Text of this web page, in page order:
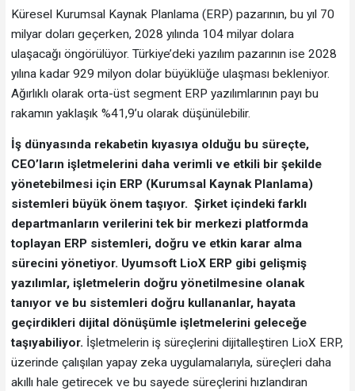
Küresel Kurumsal Kaynak Planlama (ERP) pazarının, bu yıl 70
milyar doları geçerken, 2028 yılında 104 milyar dolara
ulaşacağı öngörülüyor. Türkiye’deki yazılım pazarının ise 2028
yılına kadar 929 milyon dolar büyüklüğe ulaşması bekleniyor.
Ağırlıklı olarak orta-üst segment ERP yazılımlarının payı bu
rakamın yaklaşık %41,9’u olarak düşünülebilir.
İş dünyasında rekabetin kıyasıya olduğu bu süreçte,
CEO’ların işletmelerini daha verimli ve etkili bir şekilde
yönetebilmesi için ERP (Kurumsal Kaynak Planlama)
sistemleri büyük önem taşıyor. Şirket içindeki farklı
departmanların verilerini tek bir merkezi platformda
toplayan ERP sistemleri, doğru ve etkin karar alma
sürecini yönetiyor. Uyumsoft LioX ERP gibi gelişmiş
yazılımlar, işletmelerin doğru yönetilmesine olanak
tanıyor ve bu sistemleri doğru kullananlar, hayata
geçirdikleri dijital dönüşümle işletmelerini geleceğe
taşıyabiliyor. İşletmelerin iş süreçlerini dijitalleştiren LioX ERP,
üzerinde çalışılan yapay zeka uygulamalarıyla, süreçleri daha
akıllı hale getirecek ve bu sayede süreçlerini hızlandıran